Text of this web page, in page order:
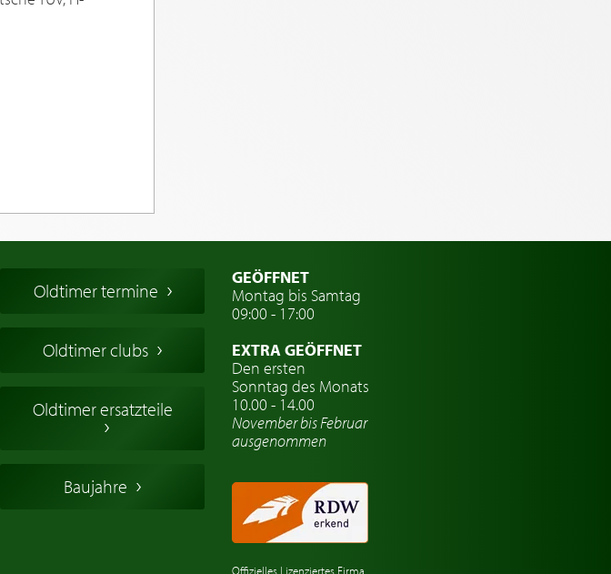
Oldtimer termine
Oldtimer clubs
Oldtimer ersatzteile
Baujahre
GEÖFFNET
Montag bis Samtag
09:00 - 17:00
EXTRA GEÖFFNET
Den ersten
Sonntag des Monats
10.00 - 14.00
November bis Februar
ausgenommen
Offizielles Lizenziertes Firma